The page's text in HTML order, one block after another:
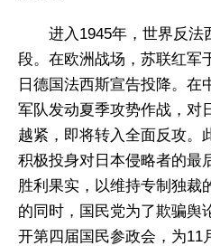
进入1945年，世界反法
段。在欧洲战场，苏联红军
日德国法西斯宣告投降。在
军队发动夏季攻势作战，对
越紧，即将转入全面反攻。
积极投身对日本侵略者的最
胜利果实，以维持专制独裁
的同时，国民党为了欺骗舆
开第四届国民参政会，为11